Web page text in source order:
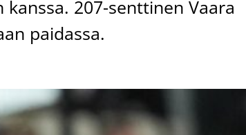
207-senttinen Vaara
paidassa.